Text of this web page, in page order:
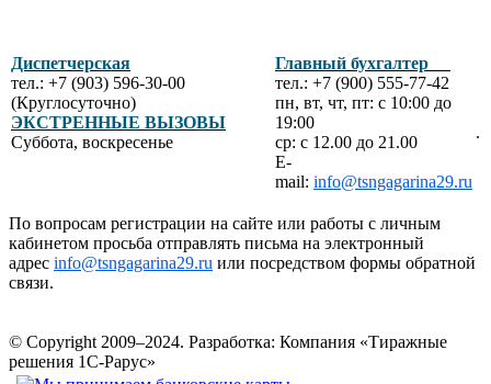
Диспетчерская
тел.: +7 (903) 596-30-00
(Круглосуточно)
ЭКСТРЕННЫЕ ВЫЗОВЫ
Суббота, воскресенье
Главный бухгалтер
тел.: +7 (900) 555-77-42
пн, вт, чт, пт: с 10:00 до
19:00
ср: с 12.00 до 21.00
E-
mail: info@tsngagarina29.ru
.
По вопросам регистрации на сайте или работы с личным
кабинетом просьба отправлять письма на электронный
адрес info@tsngagarina29.ru или посредством формы обратной
связи.
© Copyright 2009–2024. Разработка: Компания «Тиражные
решения 1С-Рарус»